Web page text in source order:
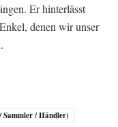
Er hinterlässt
denen wir unser
Sammler / Händler)